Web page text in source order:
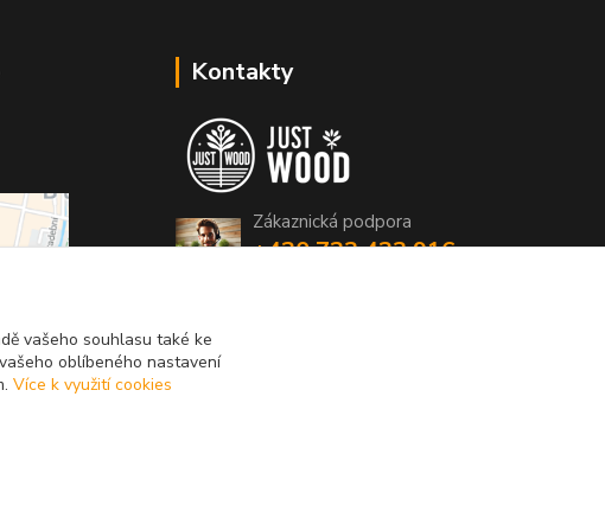
Kontakty
Zákaznická podpora
+420 723 423 916
vašeho souhlasu také ke
oblíbeného nastavení
Více k využití cookies